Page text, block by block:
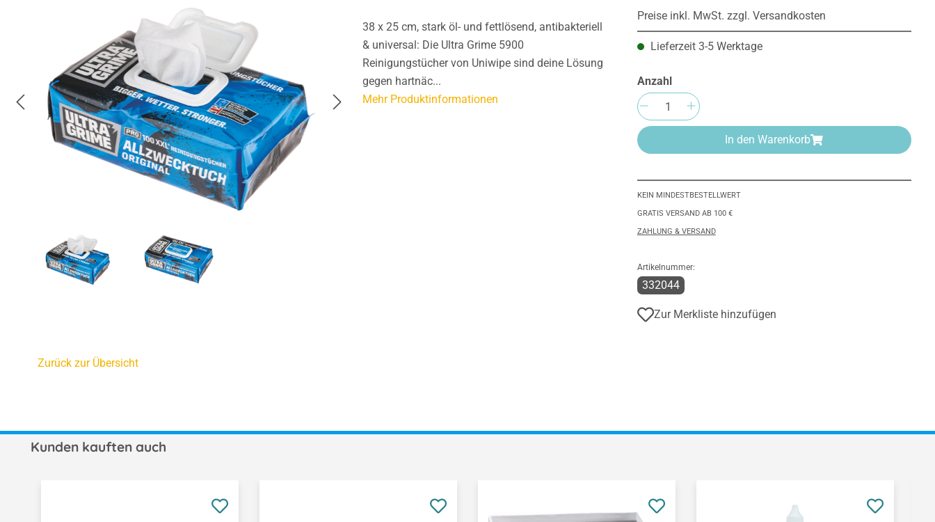
38 x 25 cm, stark öl- und fettlösend, antibakteriell
& universal: Die Ultra Grime 5900
Reinigungstücher von Uniwipe sind deine Lösung
gegen hartnäc...
Mehr Produktinformationen
Preise inkl. MwSt. zzgl. Versandkosten
Lieferzeit 3-5 Werktage
Anzahl
Produkt Anzahl: Gib den gewünschten
In den Warenkorb
KEIN MINDESTBESTELLWERT
GRATIS VERSAND AB 100 €
ZAHLUNG & VERSAND
Artikelnummer:
332044
Zur Merkliste hinzufügen
Zurück zur Übersicht
Kunden kauften auch